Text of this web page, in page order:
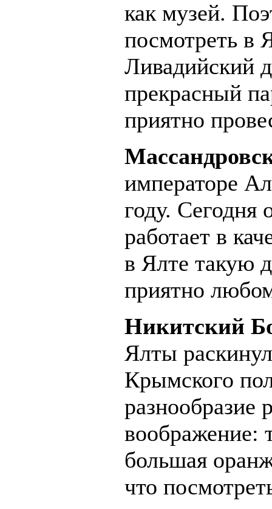
как музей.
посмотреть в
Ливадийский
прекрасный
приятно
императоре
году. Сегодня
работает в
в Ялте такую
приятно
Никитский
Ялты
Крымского
разнообразие
воображение:
большая
что